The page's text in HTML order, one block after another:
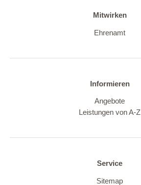
Mitwirken
Ehrenamt
Informieren
Angebote
Leistungen von A-Z
Service
Sitemap